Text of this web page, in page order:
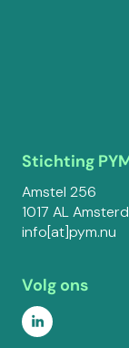
Stichting
Amstel 256
1017 AL
info[at]pym.nu
Volg ons